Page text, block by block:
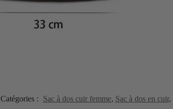
Catégories : Sac à dos cuir femme, Sac à dos en cuir,